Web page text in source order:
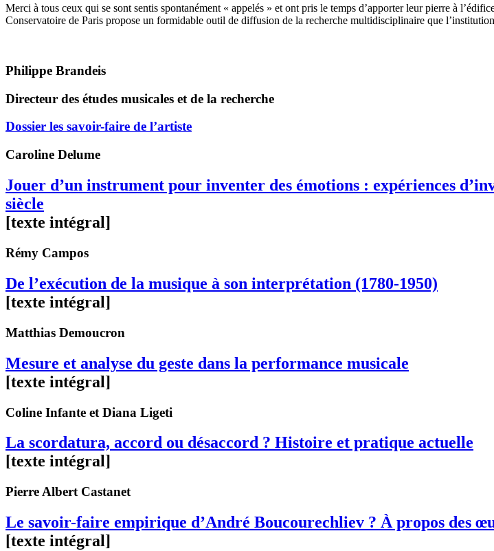
Merci à tous ceux qui se sont sentis spontanément « appelés » et ont pris le temps d’apporter leur pierre à
Conservatoire de Paris propose un formidable outil de diffusion de la recherche multidisciplinaire que
Philippe Brandeis
Directeur des études musicales et de la recherche
Dossier les savoir-faire de l’artiste
Caroline Delume
Jouer d’un instrument pour inventer des émotions : expériences
siècle
[texte intégral]
Rémy Campos
De l’exécution de la musique à son interprétation (1780-1950)
[texte intégral]
Matthias Demoucron
Mesure et analyse du geste dans la performance musicale
[texte intégral]
Coline Infante et Diana Ligeti
La scordatura, accord ou désaccord ? Histoire et pratique actuelle
[texte intégral]
Pierre Albert Castanet
Le savoir-faire empirique d’André Boucourechliev ? À propos des
[texte intégral]